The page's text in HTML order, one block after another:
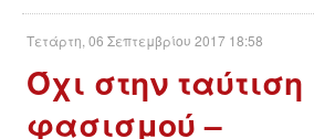
Τετάρτη, 06 Σεπτεμβρίου 2017 18:58
Όχι στην ταύτιση
φασισμού –